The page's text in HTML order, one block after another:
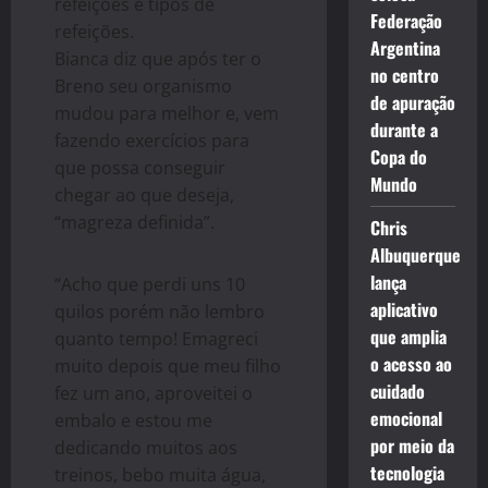
refeições.
Bianca diz que após ter o
Breno seu organismo
mudou para melhor e, vem
fazendo exercícios para
que possa conseguir
chegar ao que deseja,
“magreza definida”.
“Acho que perdi uns 10
quilos porém não lembro
quanto tempo! Emagreci
muito depois que meu filho
fez um ano, aproveitei o
embalo e estou me
dedicando muitos aos
treinos, bebo muita água,
Federação
Argentina
no centro
de apuração
durante a
Copa do
Mundo
Chris
Albuquerque
lança
aplicativo
que amplia
o acesso ao
cuidado
emocional
por meio da
tecnologia